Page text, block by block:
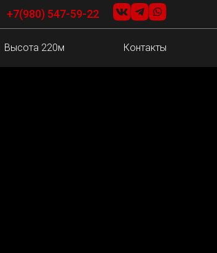
+7(980) 547-59-22
Высота 220м Контакты